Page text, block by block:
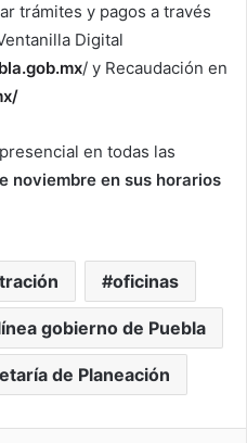
trámites y pagos a través
Digital
/ y Recaudación en
en todas las
noviembre en sus horarios
oficinas
gobierno de Puebla
de Planeación